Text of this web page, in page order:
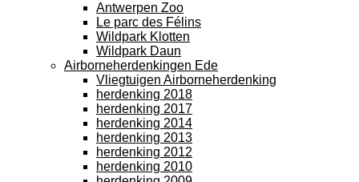
Antwerpen Zoo
Le parc des Félins
Wildpark Klotten
Wildpark Daun
Airborneherdenkingen Ede
Vliegtuigen Airborneherdenking
herdenking 2018
herdenking 2017
herdenking 2014
herdenking 2013
herdenking 2012
herdenking 2010